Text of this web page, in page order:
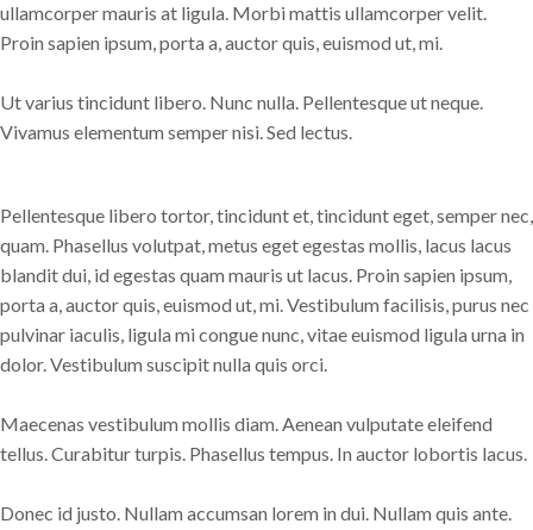
ullamcorper mauris at ligula. Morbi mattis ullamcorper velit.
Proin sapien ipsum, porta a, auctor quis, euismod ut, mi.
Ut varius tincidunt libero. Nunc nulla. Pellentesque ut neque.
Vivamus elementum semper nisi. Sed lectus.
Pellentesque libero tortor, tincidunt et, tincidunt eget, semper nec,
quam. Phasellus volutpat, metus eget egestas mollis, lacus lacus
blandit dui, id egestas quam mauris ut lacus. Proin sapien ipsum,
porta a, auctor quis, euismod ut, mi. Vestibulum facilisis, purus nec
pulvinar iaculis, ligula mi congue nunc, vitae euismod ligula urna in
dolor. Vestibulum suscipit nulla quis orci.
Maecenas vestibulum mollis diam. Aenean vulputate eleifend
tellus. Curabitur turpis. Phasellus tempus. In auctor lobortis lacus.
Donec id justo. Nullam accumsan lorem in dui. Nullam quis ante.